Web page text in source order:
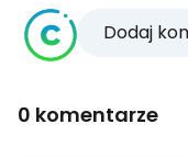
Dodaj
0 komentarze